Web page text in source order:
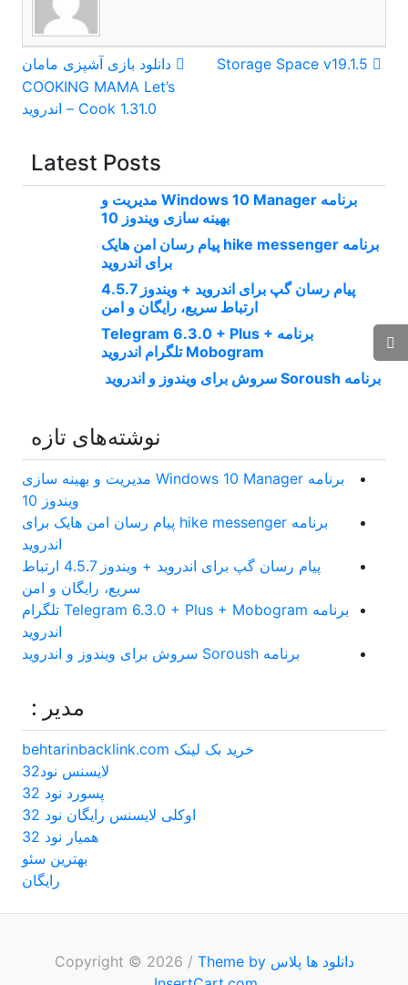
راهبری
دانلود بازی آشپزی مامان
COOKING MAMA Let’s
Cook 1.31.0 – اندروید
Storage Space v19.1.5
Latest Posts
برنامه Windows 10 Manager مدیریت و
بهینه سازی ویندوز 10
برنامه hike messenger پیام‌ رسان‌ امن هایک
برای اندروید
پیام رسان گپ برای اندروید + ویندوز 4.5.7
ارتباط سریع، رایگان و امن
برنامه Telegram 6.3.0 + Plus +
Mobogram تلگرام اندروید
برنامه Soroush سروش برای ویندوز و اندروید
نوشته‌های تازه
برنامه Windows 10 Manager مدیریت و بهینه سازی
ویندوز 10
برنامه hike messenger پیام‌ رسان‌ امن هایک برای
اندروید
پیام رسان گپ برای اندروید + ویندوز 4.5.7 ارتباط
سریع، رایگان و امن
برنامه Telegram 6.3.0 + Plus + Mobogram تلگرام
اندروید
برنامه Soroush سروش برای ویندوز و اندروید
مدیر :
خرید بک لینک behtarinbacklink.com
لایسنس نود32
پسورد نود 32
اوکلی لایسنس رایگان نود 32
همیار نود 32
بهترین سئو
رایگان
دانلود ها پلاس Copyright © 2026
/ Theme by